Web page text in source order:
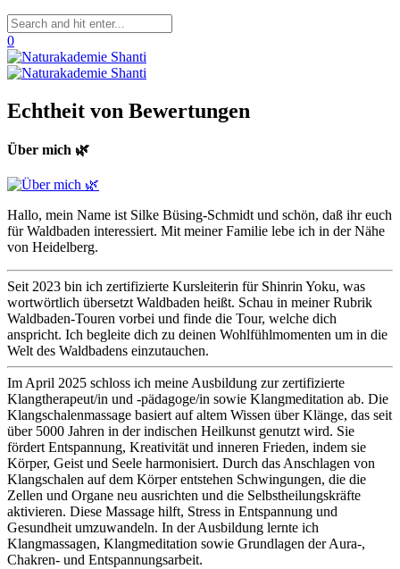
0
Echtheit von Bewertungen
Über mich 🌿
Hallo, mein Name ist Silke Büsing-Schmidt und schön, daß ihr euch
für Waldbaden interessiert. Mit meiner Familie lebe ich in der Nähe
von Heidelberg.
Seit 2023 bin ich zertifizierte Kursleiterin für Shinrin Yoku, was
wortwörtlich übersetzt Waldbaden heißt. Schau in meiner Rubrik
Waldbaden-Touren vorbei und finde die Tour, welche dich
anspricht. Ich begleite dich zu deinen Wohlfühlmomenten um in die
Welt des Waldbadens einzutauchen.
Im April 2025 schloss ich meine Ausbildung zur zertifizierte
Klangtherapeut/in und -pädagoge/in sowie Klangmeditation ab. Die
Klangschalenmassage basiert auf altem Wissen über Klänge, das seit
über 5000 Jahren in der indischen Heilkunst genutzt wird. Sie
fördert Entspannung, Kreativität und inneren Frieden, indem sie
Körper, Geist und Seele harmonisiert. Durch das Anschlagen von
Klangschalen auf dem Körper entstehen Schwingungen, die die
Zellen und Organe neu ausrichten und die Selbstheilungskräfte
aktivieren. Diese Massage hilft, Stress in Entspannung und
Gesundheit umzuwandeln. In der Ausbildung lernte ich
Klangmassagen, Klangmeditation sowie Grundlagen der Aura-,
Chakren- und Entspannungsarbeit.